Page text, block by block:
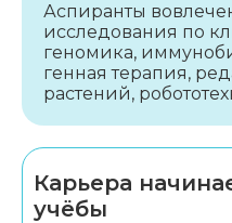
Аспиранты
исследования по
геномика,
генная терапия,
растений,
Карьера
учёбы